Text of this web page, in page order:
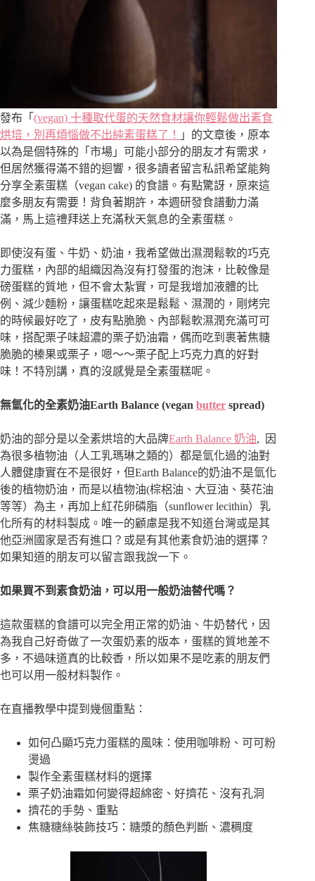
發布「 (vegan) 十種取代蛋的天然食材讓你輕鬆做出素食
烘培，別再煩惱做不出純素蛋糕了！
」的文章後，原本
以為是個特殊的「市場」可能小部分的朋友才有需求，
但居然獲得滿不錯的迴響，很多讀者留言私訊希望能夠
分享全素蛋糕（vegan cake) 的食譜。有點驚訝，原來這
麼多朋友有需要！背負著期許，本週研發食譜動力滿
滿，馬上這禮拜送上充滿秋天氣息的全素蛋糕。
即使沒有蛋、牛奶、奶油，我希望做出濕潤鬆軟的巧克
力蛋糕，內部的組織因為沒有打發蛋的泡沫，比較像是
磅蛋糕的質地，但不會太紮實，可是我增加液體的比
例、減少麵粉，讓蛋糕吃起來是鬆鬆、濕潤的，剛烤完
的時候最好吃了，皮有點脆脆、內部鬆軟濕潤充滿可可
味，搭配栗子味超濃的栗子奶油霜，偶而吃到裹著焦糖
脆脆的榛果或栗子，嗯～～栗子配上巧克力真的好對
味！不特別講，真的沒感覺是全素蛋糕呢。
無氫化的全素奶油Earth Balance (vegan butter spread)
奶油的部分是以全素烘培的大品牌Earth Balance 奶油, 因
為很多植物油（人工乳瑪琳之類的）都是氫化過的油對
人體健康實在不是很好，但Earth Balance的奶油不是氫化
後的植物奶油，而是以植物油(棕梠油、大豆油、葵花油
等等）為主，再加上紅花卵磷脂（sunflower lecithin）乳
化所有的材料製成。唯一的顧慮是我不知道台灣或是其
他亞洲國家是否有進口？或是有其他素食奶油的選擇？
如果知道的朋友可以留言跟我說一下。
如果買不到素食奶油，可以用一般奶油替代嗎？
這款蛋糕的食譜可以完全用正常的奶油、牛奶替代，因
為我自己好奇做了一次蛋奶素的版本，蛋糕的質地差不
多，不過味道真的比較香，所以如果不是吃素的朋友們
也可以用一般材料製作。
在直播教學中提到幾個重點：
如何凸顯巧克力蛋糕的風味：使用咖啡粉、可可粉
燙過
製作全素蛋糕材料的選擇
栗子奶油霜如何變得超綿密、好擠花、沒有孔洞
擠花的手勢、重點
焦糖糖絲裝飾技巧：糖漿的顏色判斷、濃稠度